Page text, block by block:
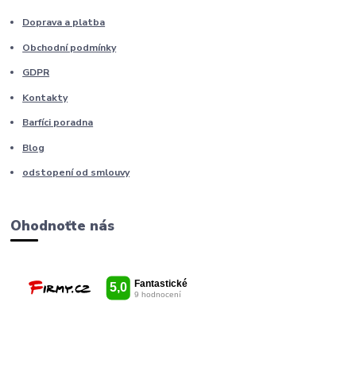
Doprava a platba
Obchodní podmínky
GDPR
Kontakty
Barfíci poradna
Blog
odstopení od smlouvy
Ohodnoťte nás